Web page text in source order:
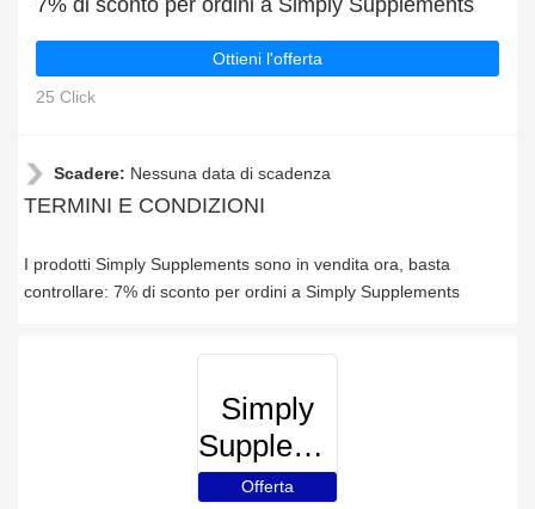
7% di sconto per ordini a Simply Supplements
Ottieni l'offerta
25 Click
Scadere: Nessuna data di scadenza
TERMINI E CONDIZIONI
I prodotti Simply Supplements sono in vendita ora, basta
controllare: 7% di sconto per ordini a Simply Supplements
Simply
Supplements
Offerta